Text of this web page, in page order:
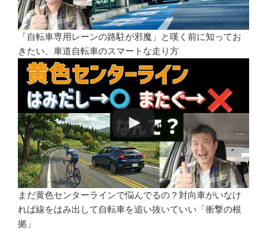
「自転車専用レーンの路駐が邪魔」と嘆く前に知ってお
きたい、車道自転車のスマートな走り方
まだ黄色センターラインで悩んでるの？対向車がいなけ
れば線をはみ出して自転車を追い抜いていい「衝撃の根
拠」